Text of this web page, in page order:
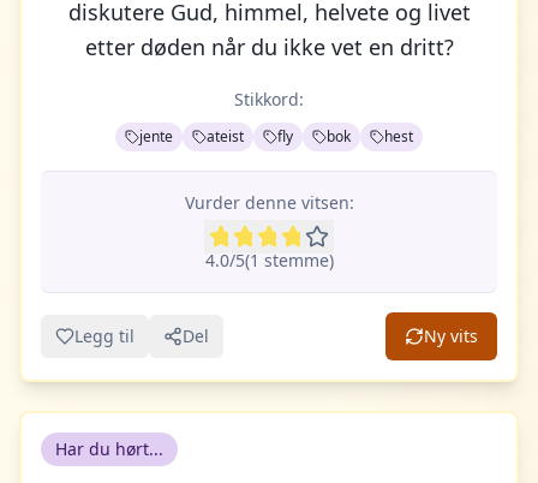
diskutere Gud, himmel, helvete og livet
etter døden når du ikke vet en dritt?
Stikkord:
jente ateist fly bok hest
Vurder denne vitsen:
4.0/5(1 stemme)
Legg til Del Ny vits
Har du hørt...